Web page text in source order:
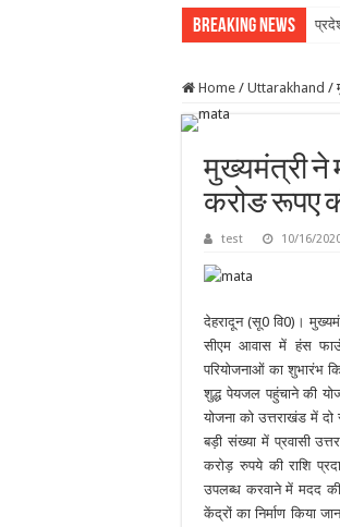
Breaking News
Home / Uttarakhand /
मुख्यमंत्री ने
करोङ रूपए
test 10/16/
देहरादून (सू0 वि0)।
सीएम आवास में हंस
परियोजनाओं का शुभारंभ
शुद्ध पेयजल पहुंचाने की
योजना को उत्तराखंड में
बड़ी संख्या में प्रवासी
करोड़ रुपये की राशि
उपलब्ध करवाने में मदद
केंद्रों का निर्माण किया